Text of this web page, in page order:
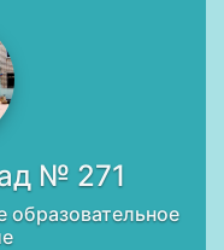
№ 271